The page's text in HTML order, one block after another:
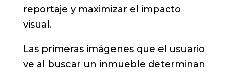
reportaje y maximizar el impacto
visual.
Las primeras imágenes que el usuario
ve al buscar un inmueble determinan